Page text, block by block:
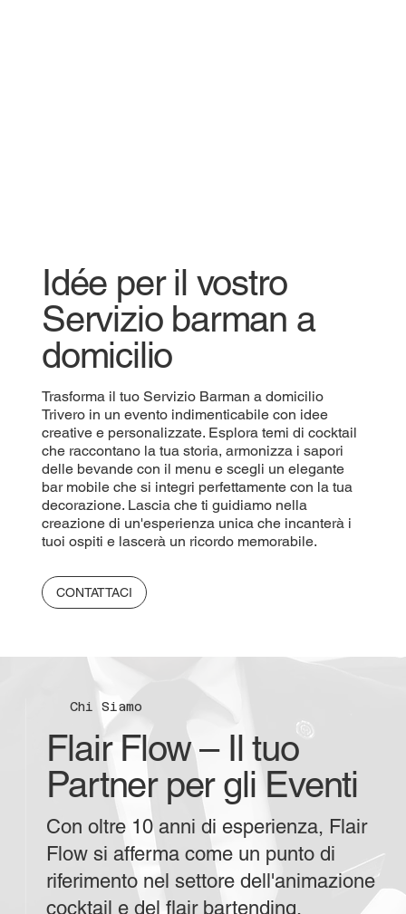
Idée per il vostro
Servizio barman a
domicilio
Trasforma il tuo Servizio Barman a domicilio
Trivero in un evento indimenticabile con idee
creative e personalizzate. Esplora temi di cocktail
che raccontano la tua storia, armonizza i sapori
delle bevande con il menu e scegli un elegante
bar mobile che si integri perfettamente con la tua
decorazione. Lascia che ti guidiamo nella
creazione di un'esperienza unica che incanterà i
tuoi ospiti e lascerà un ricordo memorabile.
CONTATTACI
Chi Siamo
Flair Flow – Il tuo
Partner per gli Eventi
Con oltre 10 anni di esperienza, Flair
Flow si afferma come un punto di
riferimento nel settore dell'animazione
cocktail e del flair bartending.